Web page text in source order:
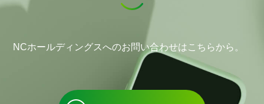
NCホールディングスへのお問い合わせはこちらから。